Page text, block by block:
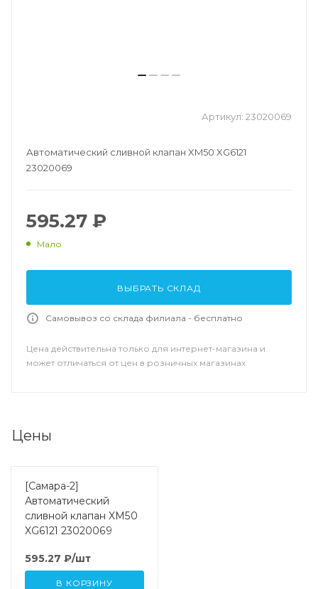
Артикул: 23020069
Автоматический сливной клапан XM50 XG6121
23020069
595.27 ₽
Мало
ВЫБРАТЬ СКЛАД
Самовывоз со склада филиала - бесплатно
Цена действительна только для интернет-магазина и
может отличаться от цен в розничных магазинах
Цены
[Самара-2]
Автоматический
сливной клапан XM50
XG6121 23020069
595.27 ₽/шт
В КОРЗИНУ